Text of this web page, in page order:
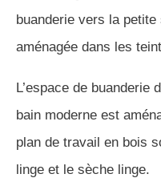
buanderie vers la
aménagée dans les
L’espace de buanderie
bain moderne est
plan de travail en bois
linge et le sèche linge.